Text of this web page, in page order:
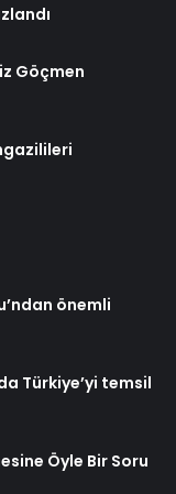
Göçmen
önemli
Türkiye’yi temsil
Öyle Bir Soru